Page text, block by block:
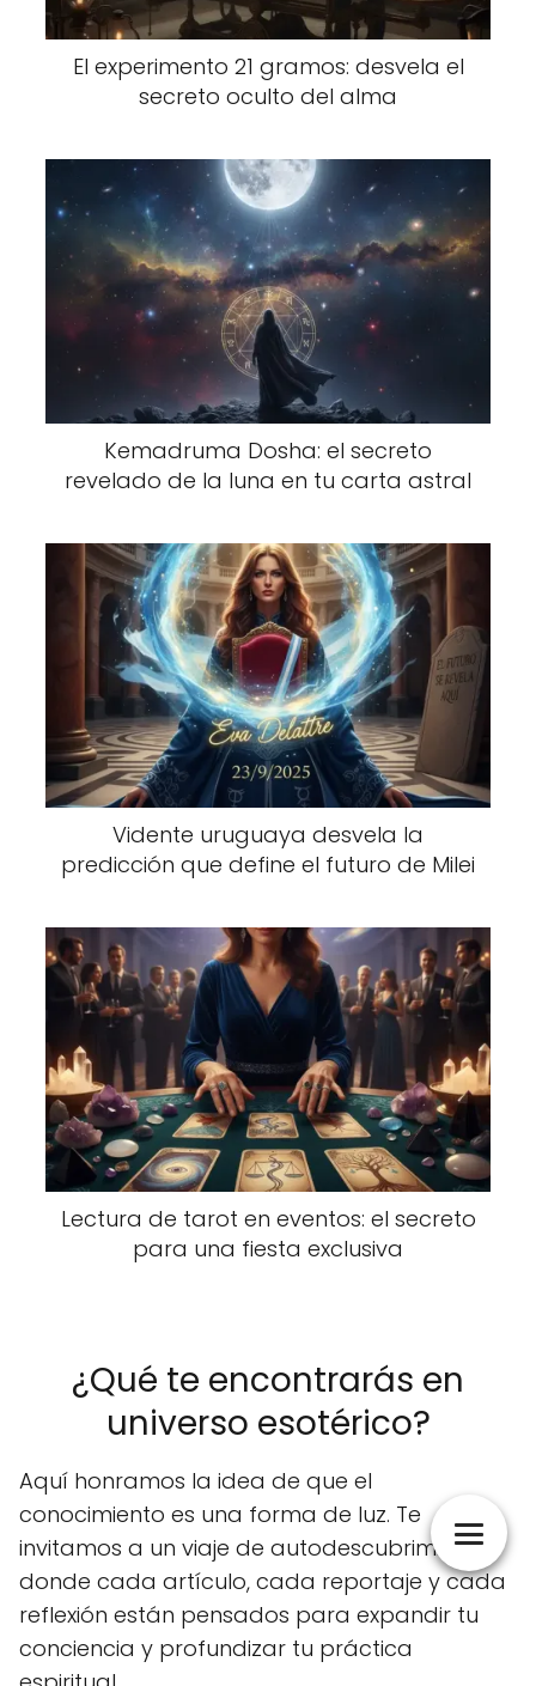
El experimento 21 gramos: desvela el
secreto oculto del alma
Kemadruma Dosha: el secreto
revelado de la luna en tu carta astral
Vidente uruguaya desvela la
predicción que define el futuro de Milei
Lectura de tarot en eventos: el secreto
para una fiesta exclusiva
¿Qué te encontrarás en
universo esotérico?
Aquí honramos la idea de que el
conocimiento es una forma de luz. Te
invitamos a un viaje de autodescubrimiento
donde cada artículo, cada reportaje y cada
reflexión están pensados para expandir tu
conciencia y profundizar tu práctica